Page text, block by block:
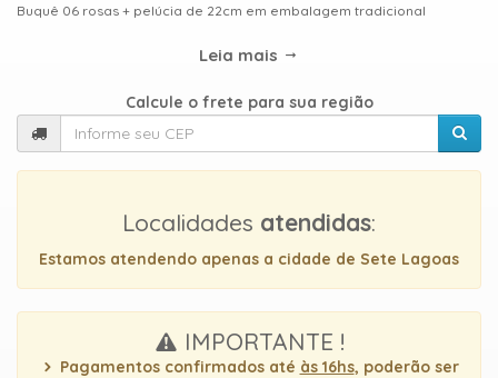
31
9
0464
Buquê 06 rosas + pelúcia de 22cm em embalagem tradicional
Leia mais
Calcule o frete para sua região
Localidades atendidas:
Estamos atendendo apenas a cidade de Sete Lagoas
IMPORTANTE !
Pagamentos confirmados até às 16hs, poderão ser